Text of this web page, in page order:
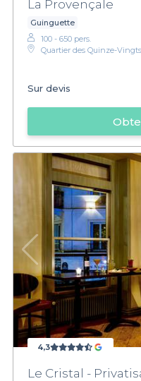
La Provençale
Guinguette
100 - 650 pers.
Quartier des Quinze-Vingts
Sur devis
4,3
Le Cristal -